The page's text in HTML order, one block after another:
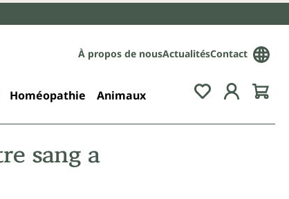
À propos de nousActualitésContact
Homéopathie Animaux
sang a